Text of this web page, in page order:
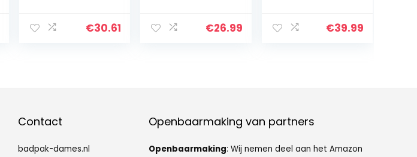
badpak, Geel
€30.61
gevoerde beha
€26.99
hoog
€39.99
Contact
badpak-dames.nl
Openbaarmaking van partners
Openbaarmaking: Wij nemen deel aan het Amazon